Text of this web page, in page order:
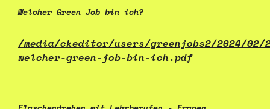
Welcher Green Job bin ich?
/media/ckeditor/users/greenjobs2/2024/
welcher-green-job-bin-ich.pdf